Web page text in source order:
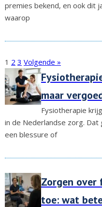
premies bekend, en ook dit
waarop
1 2 3 Volgende »
maar
Fysiotherapie
in de Nederlandse zorg.
een blessure of
Zorgen over
toe: wat